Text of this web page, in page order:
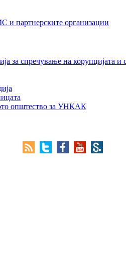
и партнерските организации
за спречување на
општество за УНКАК